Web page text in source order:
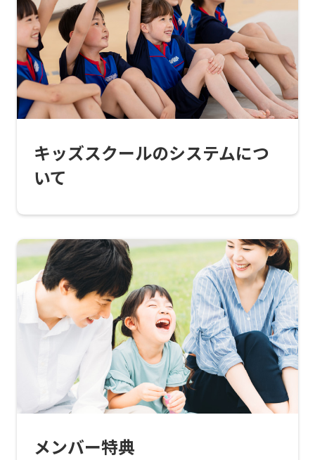
キッズスクールのシステムにつ
いて
メンバー特典
the
top
page.
However,
if
you
use
an
the
Japanese
version
of
this
website
will
be